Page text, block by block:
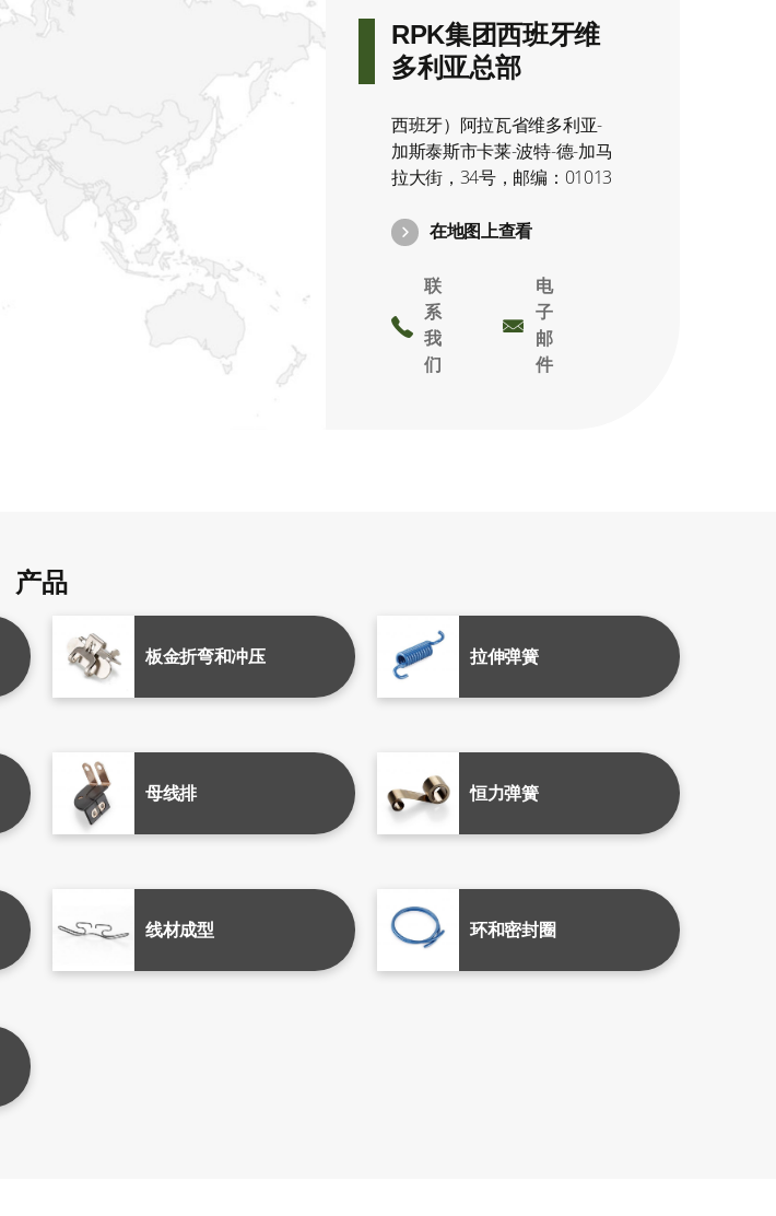
RPK集团西班牙维
多利亚总部
西班牙）阿拉瓦省维多利亚-
加斯泰斯市卡莱-波特-德-加马
拉大街，34号，邮编：01013
在地图上查看
联
系
我
们
电
子
邮
件
产品
板金折弯和冲压 拉伸弹簧
母线排 恒力弹簧
线材成型 环和密封圈